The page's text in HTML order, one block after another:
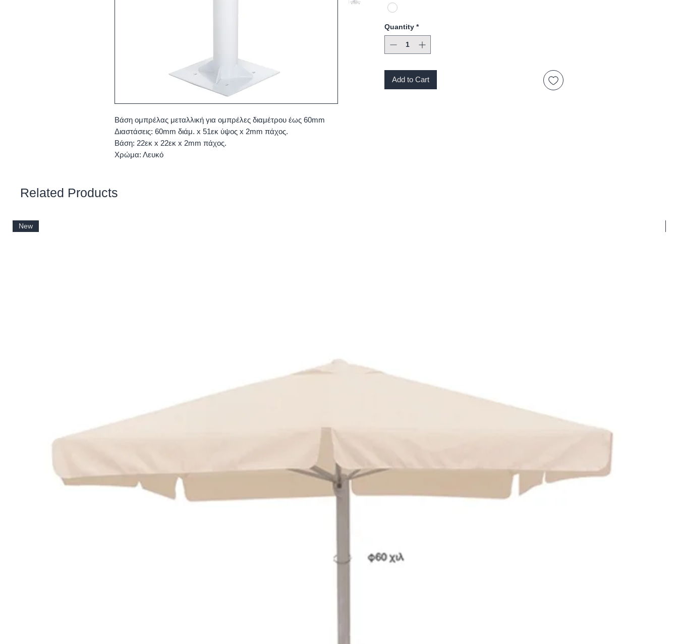
Βάση ομπρέλας μεταλλική για ομπρέλες διαμέτρου έως 60mm
Διαστάσεις: 60mm διάμ. x 51εκ ύψος x 2mm πάχος.
Βάση: 22εκ x 22εκ x 2mm πάχος.
Χρώμα: Λευκό
Quantity *
Add to Cart
Related Products
New